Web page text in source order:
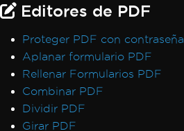
Editores de PDF
Proteger PDF con contraseña
Aplanar formulario PDF
Rellenar Formularios PDF
Combinar PDF
Dividir PDF
Girar PDF